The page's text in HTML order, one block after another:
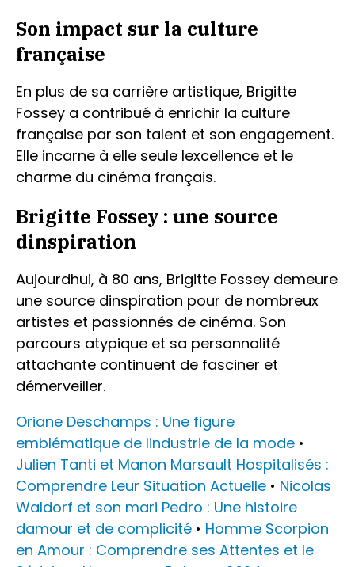
Son impact sur la culture
française
En plus de sa carrière artistique, Brigitte
Fossey a contribué à enrichir la culture
française par son talent et son engagement.
Elle incarne à elle seule lexcellence et le
charme du cinéma français.
Brigitte Fossey : une source
dinspiration
Aujourdhui, à 80 ans, Brigitte Fossey demeure
une source dinspiration pour de nombreux
artistes et passionnés de cinéma. Son
parcours atypique et sa personnalité
attachante continuent de fasciner et
démerveiller.
Oriane Deschamps : Une figure
emblématique de lindustrie de la mode •
Julien Tanti et Manon Marsault Hospitalisés :
Comprendre Leur Situation Actuelle • Nicolas
Waldorf et son mari Pedro : Une histoire
damour et de complicité • Homme Scorpion
en Amour : Comprendre ses Attentes et le